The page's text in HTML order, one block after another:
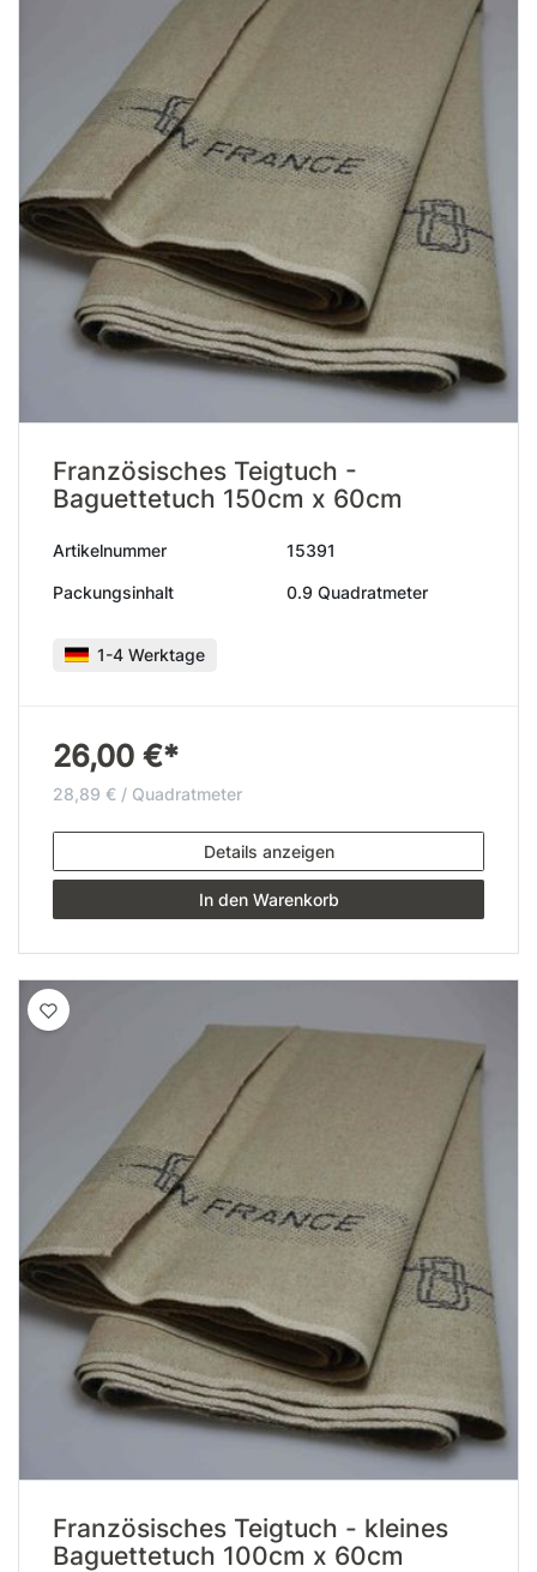
Französisches Teigtuch -
Baguettetuch 150cm x 60cm
Artikelnummer 15391
Packungsinhalt 0.9 Quadratmeter
1-4 Werktage
26,00 €*
28,89 € / Quadratmeter
Details anzeigen
In den Warenkorb
Französisches Teigtuch - kleines
Baguettetuch 100cm x 60cm